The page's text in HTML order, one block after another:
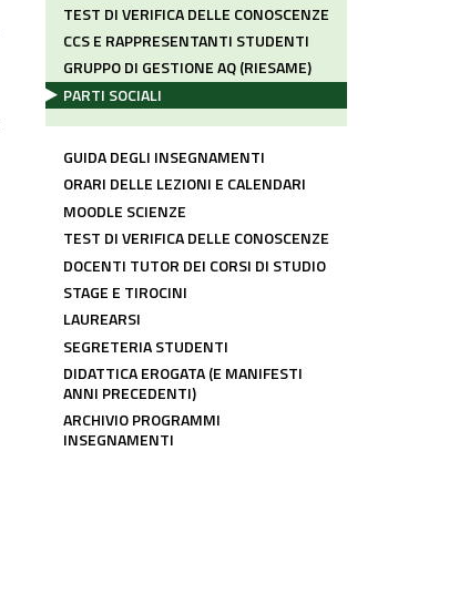
TEST DI VERIFICA DELLE CONOSCENZE
CCS E RAPPRESENTANTI STUDENTI
GRUPPO DI GESTIONE AQ (RIESAME)
PARTI SOCIALI
LINK COMUNI CDL
GUIDA DEGLI INSEGNAMENTI
ORARI DELLE LEZIONI E CALENDARI
MOODLE SCIENZE
TEST DI VERIFICA DELLE CONOSCENZE
DOCENTI TUTOR DEI CORSI DI STUDIO
STAGE E TIROCINI
LAUREARSI
SEGRETERIA STUDENTI
DIDATTICA EROGATA (E MANIFESTI
ANNI PRECEDENTI)
ARCHIVIO PROGRAMMI
INSEGNAMENTI